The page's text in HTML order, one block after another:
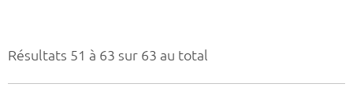
Résultats 51 à 63 sur 63 au total